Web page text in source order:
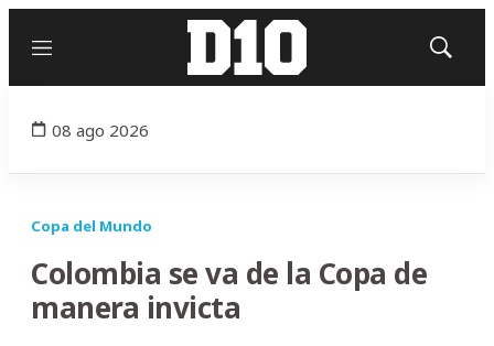
Menú
Mostrar
08 ago 2026
Copa del Mundo
Colombia se va de la Copa de
manera invicta